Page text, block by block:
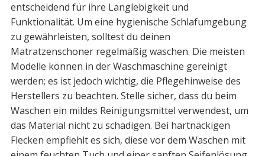
entscheidend für ihre Langlebigkeit und
Funktionalität. Um eine hygienische Schlafumgebung
zu gewährleisten, solltest du deinen
Matratzenschoner regelmäßig waschen. Die meisten
Modelle können in der Waschmaschine gereinigt
werden; es ist jedoch wichtig, die Pflegehinweise des
Herstellers zu beachten. Stelle sicher, dass du beim
Waschen ein mildes Reinigungsmittel verwendest, um
das Material nicht zu schädigen. Bei hartnäckigen
Flecken empfiehlt es sich, diese vor dem Waschen mit